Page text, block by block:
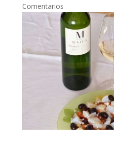
Comentarios